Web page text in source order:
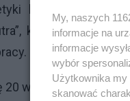
biznesu
której celem
września i potrwa
My, naszych
informacje na
informacje
wybór
Użytkownika my
skanować